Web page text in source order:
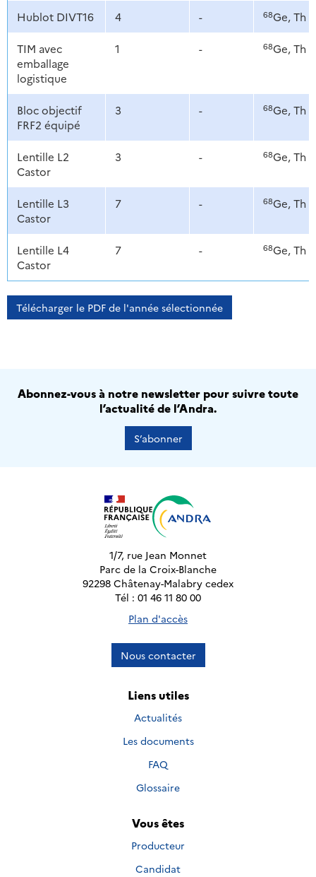
Hublot DIVT16 4 - 68Ge, Th
TIM avec
emballage
logistique
1 - 68Ge, Th
Bloc objectif
FRF2 équipé
3 - 68Ge, Th
Lentille L2
Castor
3 - 68Ge, Th
Lentille L3
Castor
7 - 68Ge, Th
Lentille L4
Castor
7 - 68Ge, Th
Télécharger le PDF de l'année sélectionnée
Abonnez-vous à notre newsletter pour suivre toute
l’actualité de l’Andra.
S’abonner
1/7, rue Jean Monnet
Parc de la Croix-Blanche
92298 Châtenay-Malabry cedex
Tél : 01 46 11 80 00
Plan d'accès
Nous contacter
Liens utiles
Actualités
Les documents
FAQ
Glossaire
Vous êtes
Producteur
Candidat